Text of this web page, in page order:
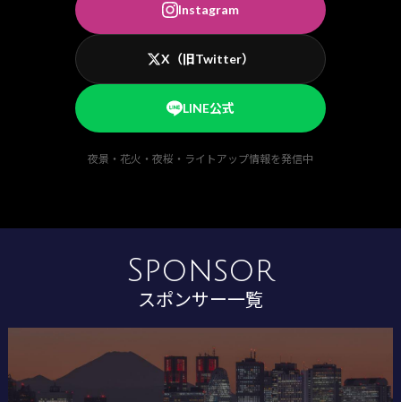
Instagram
X（旧Twitter）
LINE公式
夜景・花火・夜桜・ライトアップ情報を発信中
Sponsor
スポンサー一覧